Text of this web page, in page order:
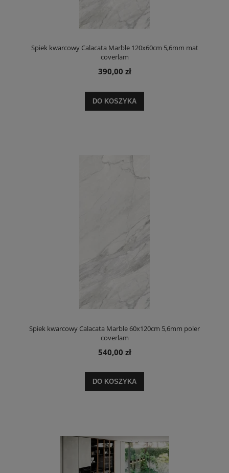
Spiek kwarcowy Calacata Marble 120x60cm 5,6mm mat
coverlam
390,00 zł
DO KOSZYKA
Spiek kwarcowy Calacata Marble 60x120cm 5,6mm poler
coverlam
540,00 zł
DO KOSZYKA